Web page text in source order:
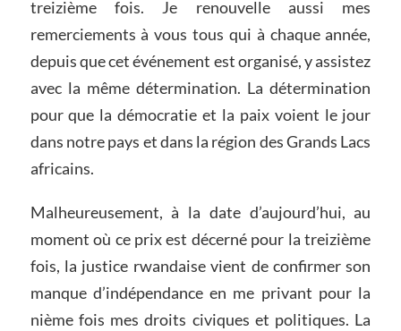
treizième fois. Je renouvelle aussi mes
remerciements à vous tous qui à chaque année,
depuis que cet événement est organisé, y assistez
avec la même détermination. La détermination
pour que la démocratie et la paix voient le jour
dans notre pays et dans la région des Grands Lacs
africains.
Malheureusement, à la date d’aujourd’hui, au
moment où ce prix est décerné pour la treizième
fois, la justice rwandaise vient de confirmer son
manque d’indépendance en me privant pour la
nième fois mes droits civiques et politiques. La